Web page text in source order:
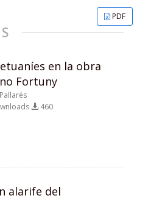
PDF
en la obra
Fortuny
460
alarife del